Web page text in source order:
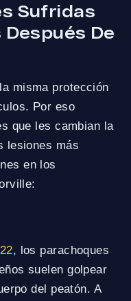
Sufridas
De
misma protección
Por eso
que les cambian la
lesiones más
en los
, los parachoques
suelen golpear
del peatón. A